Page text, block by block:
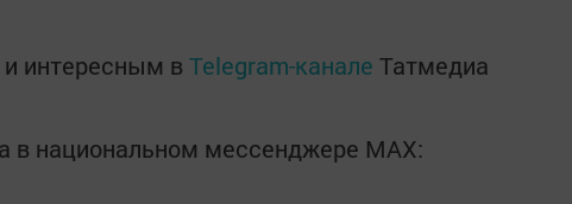
интересным в Telegram-канале Татмедиа
в национальном мессенджере MАХ: